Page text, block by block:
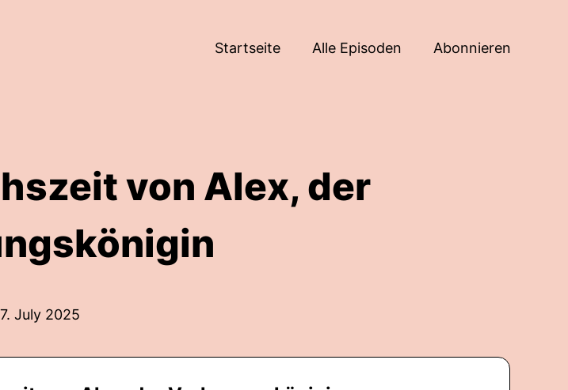
Startseite Alle Episoden Abonnieren
von Alex, der
July 2025